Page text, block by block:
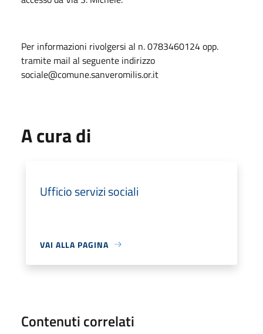
Per informazioni rivolgersi al n. 0783460124 opp.
tramite mail al seguente indirizzo
sociale@comune.sanveromilis.or.it
A cura di
Ufficio servizi sociali
VAI ALLA PAGINA
Contenuti correlati